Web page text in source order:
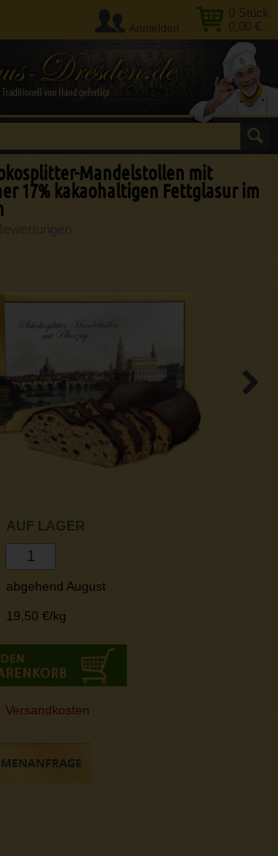
0 Stück
0,00 €
Anmelden
Mandelstollen mit
17% kakaohaltigen Fettglasur im
AUF LAGER
abgehend August
19,50 €/kg
Versandkosten